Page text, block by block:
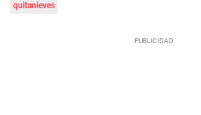
quitanieves